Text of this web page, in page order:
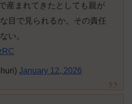
産まれてきたとしても親が
目で見られるか。その責任
い。
January 12, 2026